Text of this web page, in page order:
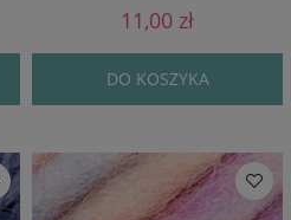
11,00 zł
DO KOSZYKA